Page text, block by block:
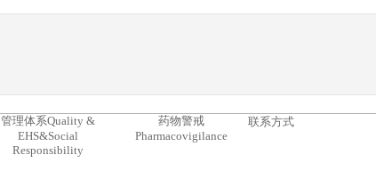
管理体系Quality &
EHS&Social
Responsibility
药物警戒
Pharmacovigilance
联系方式